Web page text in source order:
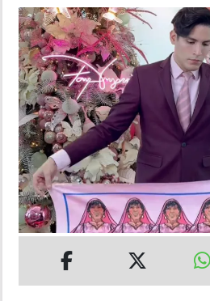
DEPORTES
MUNDO
INSÓLITAS
MULTIMEDIA
IMPRESO